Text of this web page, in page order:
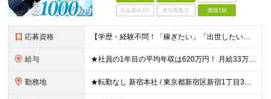
完全週休2日 賞与複数月 面接1回
応募資格 【学歴・経験不問！「稼ぎたい」「出世したい」方歓迎】 ●普通自動車運転免許（AT限定可）をお持ちの方 ☆こんな方はおすすめ！☆ ◎成長市場へ挑戦したい方 ◎年功序列ではなく正当な評価と報酬を得たい方
給与 ★社員の1年目の平均年収は620万円！ 月給33万円～120万円＋インセンティブ＋賞与年1回 ※経験・能力を考慮の上、決定します。 ※固定残業代（月69.5時間分・9万7,000円～）含む。超過分別
勤務地 ★転勤なし 新宿本社 / 東京都新宿区新宿1丁目3番12号 配属エリア 新宿本社、千葉支店、池袋支店、立川支店、大宮支店、品川支店、新横浜支店、横浜支店、竹ノ塚支店、水戸支店、高崎支店、宇都宮支店